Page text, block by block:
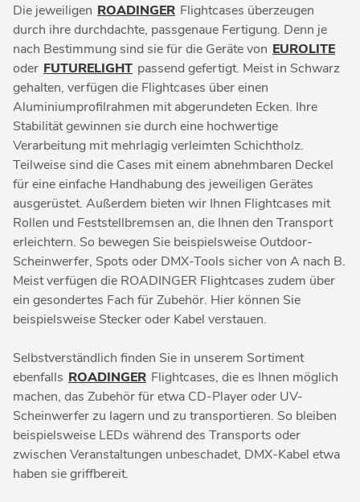
Die jeweiligen ROADINGER Flightcases überzeugen
durch ihre durchdachte, passgenaue Fertigung. Denn je
nach Bestimmung sind sie für die Geräte von EUROLITE
oder FUTURELIGHT passend gefertigt. Meist in Schwarz
gehalten, verfügen die Flightcases über einen
Aluminiumprofilrahmen mit abgerundeten Ecken. Ihre
Stabilität gewinnen sie durch eine hochwertige
Verarbeitung mit mehrlagig verleimten Schichtholz.
Teilweise sind die Cases mit einem abnehmbaren Deckel
für eine einfache Handhabung des jeweiligen Gerätes
ausgerüstet. Außerdem bieten wir Ihnen Flightcases mit
Rollen und Feststellbremsen an, die Ihnen den Transport
erleichtern. So bewegen Sie beispielsweise Outdoor-
Scheinwerfer, Spots oder DMX-Tools sicher von A nach B.
Meist verfügen die ROADINGER Flightcases zudem über
ein gesondertes Fach für Zubehör. Hier können Sie
beispielsweise Stecker oder Kabel verstauen.
Selbstverständlich finden Sie in unserem Sortiment
ebenfalls ROADINGER Flightcases, die es Ihnen möglich
machen, das Zubehör für etwa CD-Player oder UV-
Scheinwerfer zu lagern und zu transportieren. So bleiben
beispielsweise LEDs während des Transports oder
zwischen Veranstaltungen unbeschadet, DMX-Kabel etwa
haben sie griffbereit.